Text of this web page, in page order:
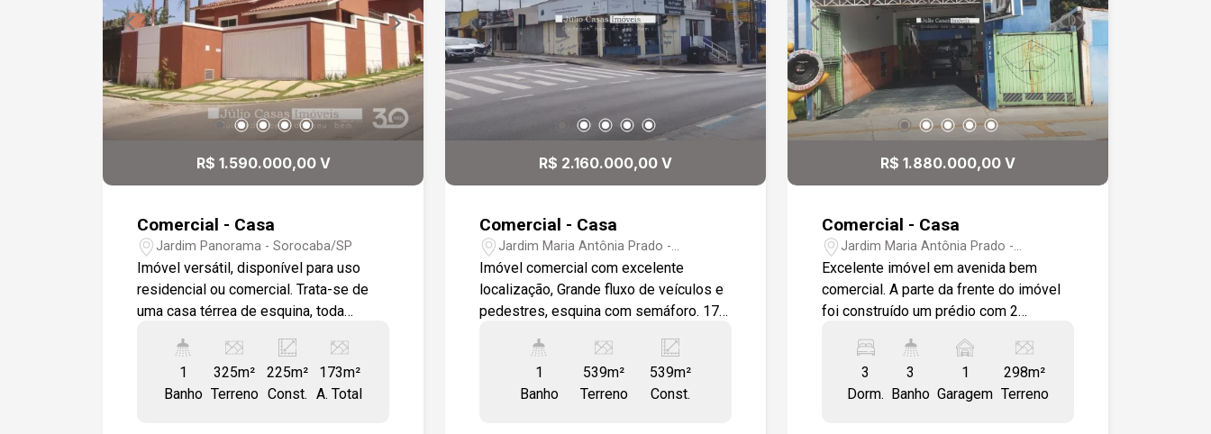
R$ 1.590.000,00 V
Comercial - Casa
Jardim Panorama - Sorocaba/SP
Imóvel versátil, disponível para uso
residencial ou comercial. Trata-se de
uma casa térrea de esquina, toda
área. O imóvel dispõe de três
dormitórios, incluindo uma suíte com
box. Os acabamentos incluem piso
1
Banho
325m²
Terreno
225m²
Const.
173m²
A. Total
R$ 2.160.000,00 V
Comercial - Casa
Jardim Maria Antônia Prado -
Sorocaba/SP
Imóvel comercial com excelente
localização, Grande fluxo de veículos e
pedestres, esquina com semáforo. 17
1
Banho
539m²
Terreno
539m²
Const.
R$ 1.880.000,00 V
Comercial - Casa
Jardim Maria Antônia Prado -
Sorocaba/SP
Excelente imóvel em avenida bem
comercial. A parte da frente do imóvel
foi construído um prédio com 2
oficina tendo uma sala de espera e 2
WC, no 1o andar são 3 sala e 1 WC, 2o
andar preparado para terminar. Nos
3
Dorm.
3
Banho
1
Garagem
298m²
Terreno